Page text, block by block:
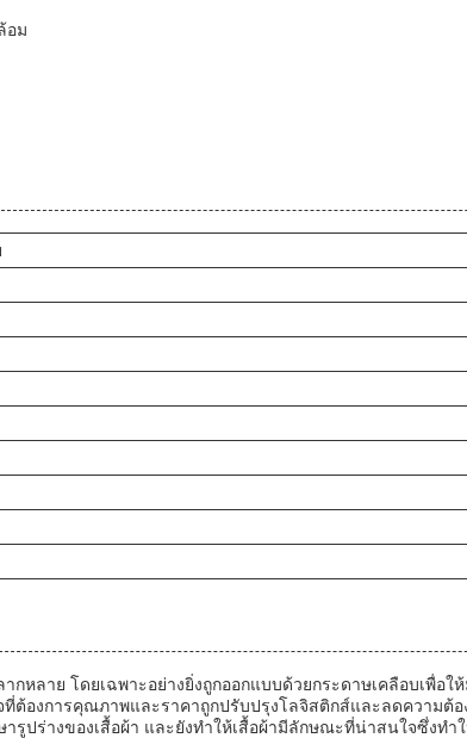
อม
หลาย โดยเฉพาะอย่างยิ่งถูกออกแบบด้วยกระดาษเคลือบเพื่อใ
องการคุณภาพและราคาถูกปรับปรุงโลจิสติกส์และลดความต้อ
ปร่างของเสื้อผ้า และยังทําให้เสื้อผ้ามีลักษณะที่น่าสนใจซึ่งทํา